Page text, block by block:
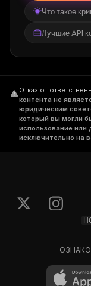
Что такое
Лучшие API
Отказ от
контента не
юридическим
который вы могли
использование или
исключительно на